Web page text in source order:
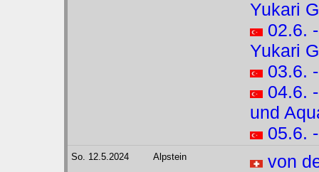
Yukari
02.6.
Yukari
03.6.
04.6.
und
05.6.
So. 12.5.2024 Alpstein von